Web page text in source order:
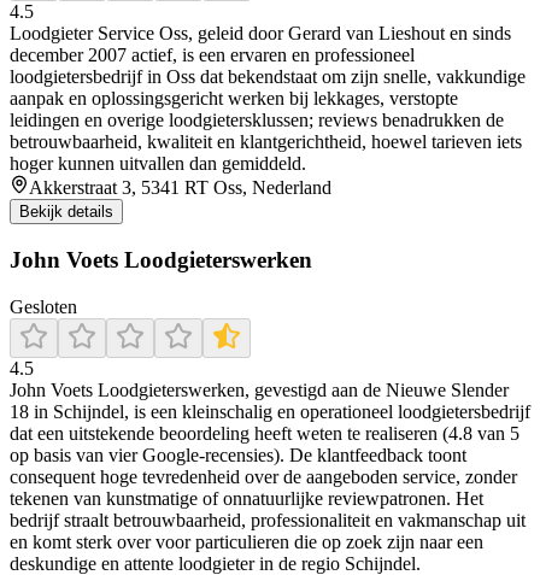
4.5
Loodgieter Service Oss, geleid door Gerard van Lieshout en sinds
december 2007 actief, is een ervaren en professioneel
loodgietersbedrijf in Oss dat bekendstaat om zijn snelle, vakkundige
aanpak en oplossingsgericht werken bij lekkages, verstopte
leidingen en overige loodgietersklussen; reviews benadrukken de
betrouwbaarheid, kwaliteit en klantgerichtheid, hoewel tarieven iets
hoger kunnen uitvallen dan gemiddeld.
Akkerstraat 3, 5341 RT Oss, Nederland
Bekijk details
John Voets Loodgieterswerken
Gesloten
4.5
John Voets Loodgieterswerken, gevestigd aan de Nieuwe Slender
18 in Schijndel, is een kleinschalig en operationeel loodgietersbedrijf
dat een uitstekende beoordeling heeft weten te realiseren (4.8 van 5
op basis van vier Google-recensies). De klantfeedback toont
consequent hoge tevredenheid over de aangeboden service, zonder
tekenen van kunstmatige of onnatuurlijke reviewpatronen. Het
bedrijf straalt betrouwbaarheid, professionaliteit en vakmanschap uit
en komt sterk over voor particulieren die op zoek zijn naar een
deskundige en attente loodgieter in de regio Schijndel.